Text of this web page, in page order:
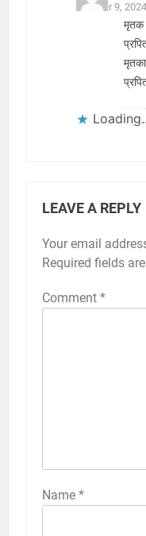
October 9,
मृतक
मृतका
LEAVE A REPLY
Your email
Required fields
Comment *
Name *